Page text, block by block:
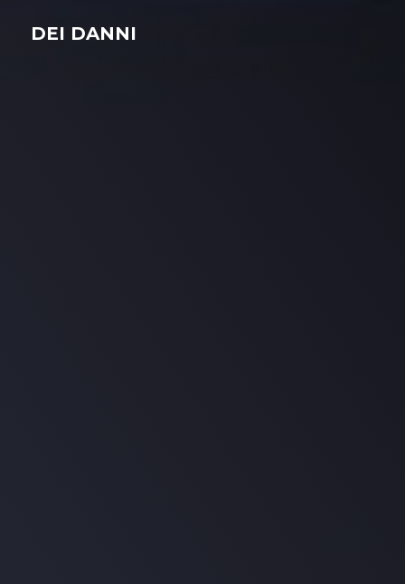
DEI DANNI